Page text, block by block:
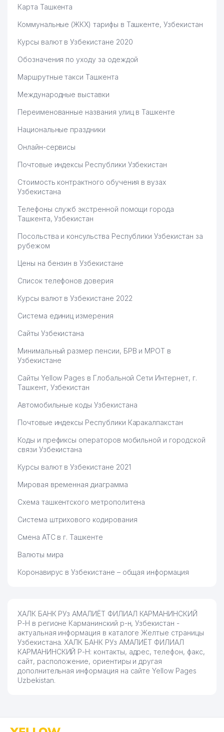
Карта Ташкента
Коммунальные (ЖКХ) тарифы в Ташкенте, Узбекистан
Курсы валют в Узбекистане 2020
Обозначения по уходу за одеждой
Маршрутные такси Ташкента
Международные выставки
Переименованные названия улиц в Ташкенте
Национальные праздники
Онлайн-сервисы
Почтовые индексы Республики Узбекистан
Стоимость контрактного обучения в вузах
Узбекистана
Телефоны служб экстренной помощи города
Ташкента, Узбекистан
Посольства и консульства Республики Узбекистан за
рубежом
Цены на бензин в Узбекистане
Список телефонов доверия
Курсы валют в Узбекистане 2022
Система единиц измерения
Сайты Узбекистана
Минимальный размер пенсии, БРВ и МРОТ в
Узбекистане
Сайты Yellow Pages в Глобальной Сети Интернет, г.
Ташкент, Узбекистан
Автомобильные коды Узбекистана
Почтовые индексы Республики Каракалпакстан
Коды и префиксы операторов мобильной и городской
связи Узбекистана
Курсы валют в Узбекистане 2021
Мировая временная диаграмма
Схема ташкентского метрополитена
Система штрихового кодирования
Смена АТС в г. Ташкенте
Валюты мира
Коронавирус в Узбекистане – общая информация
ХАЛК БАНК РУз АМАЛИЁТ ФИЛИАЛ КАРМАНИНСКИЙ
Р-Н в регионе Карманинский р-н, Узбекистан -
актуальная информация в каталоге Желтые страницы
Узбекистана. ХАЛК БАНК РУз АМАЛИЁТ ФИЛИАЛ
КАРМАНИНСКИЙ Р-Н: контакты, адрес, телефон, факс,
сайт, расположение, ориентиры и другая
дополнительная информация на сайте Yellow Pages
Uzbekistan.